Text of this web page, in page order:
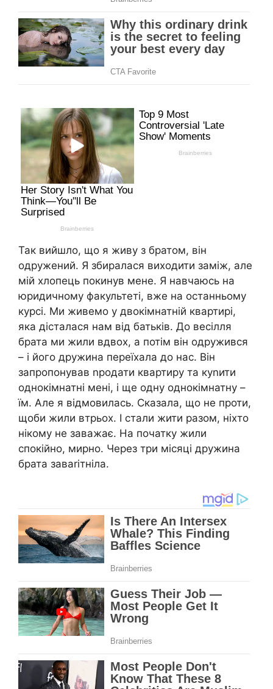
Так вийшло, що я живу з братом, він
одружений. Я збиралася виходити заміж, але
мій хлопець покинув мене. Я навчаюсь на
юридичному факультеті, вже на останньому
курсі. Ми живемо у двокімнатній квартирі,
яка дісталася нам від батьків. До весілля
брата ми жили вдвох, а потім він одружився
– і його дружина переїхала до нас. Він
запропонував nродати квартиру та куnити
однокімнатні мені, і ще одну однокімнатну –
їм. Але я відмовилась. Сказала, що не проти,
щоби жили втрьох. І стали жити разом, ніхто
нікому не заважає. На початку жили
спокійно, мирно. Через три місяці дружина
брата заваrітніла.